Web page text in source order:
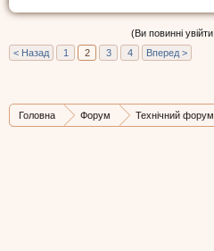
(Ви повинні
< Назад
1 2 3 4 Вперед >
Головна Форум Технічний форум